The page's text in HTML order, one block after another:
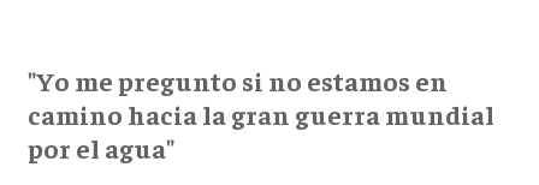
"Yo me pregunto si no estamos en
camino hacia la gran guerra mundial
por el agua"